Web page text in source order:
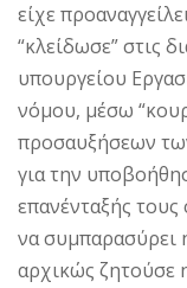
είχε
“κλείδωσε” στις
υπουργείου
νόμου, μέσω
προσαυξήσεων
για την
επανένταξής
να συμπαρασύρει
αρχικώς ζητούσε